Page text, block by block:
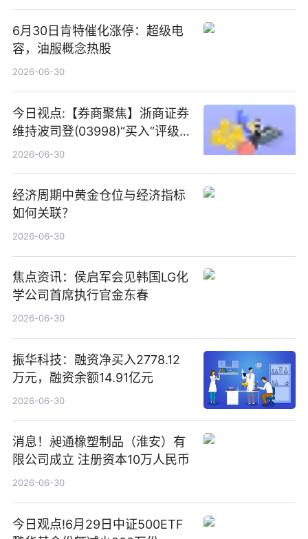
6月30日肯特催化涨停：超级电
容，油服概念热股
2026-06-30
今日视点:【券商聚焦】浙商证券
维持波司登(03998)“买入”评级
指其业绩高质量稳增长
2026-06-30
经济周期中黄金仓位与经济指标
如何关联？
2026-06-30
焦点资讯：侯启军会见韩国LG化
学公司首席执行官金东春
2026-06-30
振华科技：融资净买入2778.12
万元，融资余额14.91亿元
2026-06-30
消息！昶通橡塑制品（淮安）有
限公司成立 注册资本10万人民币
2026-06-30
今日观点!6月29日中证500ETF